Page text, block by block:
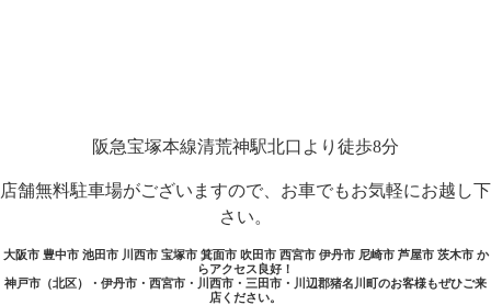
阪急宝塚本線清荒神駅北口より徒歩8分
店舗無料駐車場がございますので、お車でもお気軽にお越し下
さい。
大阪市 豊中市 池田市 川西市 宝塚市 箕面市 吹田市 西宮市 伊丹市 尼崎市 芦屋市 茨木市 か
らアクセス良好！
神戸市（北区）・伊丹市・西宮市・川西市・三田市・川辺郡猪名川町のお客様もぜひご来
店ください。